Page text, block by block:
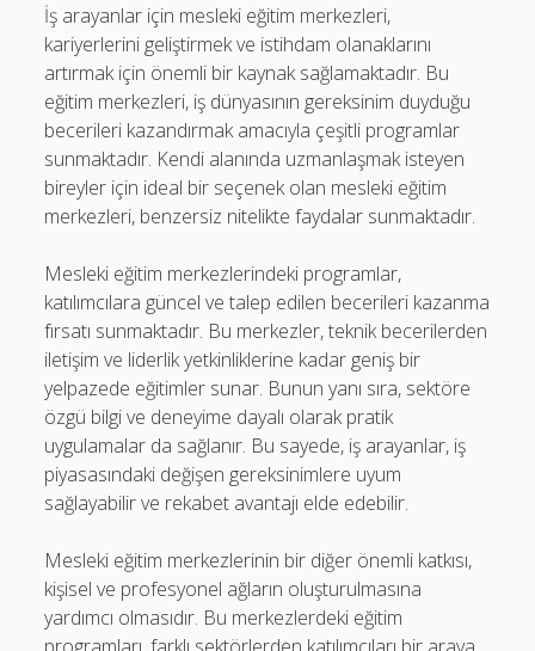
İş arayanlar için mesleki eğitim merkezleri,
kariyerlerini geliştirmek ve istihdam olanaklarını
artırmak için önemli bir kaynak sağlamaktadır. Bu
eğitim merkezleri, iş dünyasının gereksinim duyduğu
becerileri kazandırmak amacıyla çeşitli programlar
sunmaktadır. Kendi alanında uzmanlaşmak isteyen
bireyler için ideal bir seçenek olan mesleki eğitim
merkezleri, benzersiz nitelikte faydalar sunmaktadır.
Mesleki eğitim merkezlerindeki programlar,
katılımcılara güncel ve talep edilen becerileri kazanma
fırsatı sunmaktadır. Bu merkezler, teknik becerilerden
iletişim ve liderlik yetkinliklerine kadar geniş bir
yelpazede eğitimler sunar. Bunun yanı sıra, sektöre
özgü bilgi ve deneyime dayalı olarak pratik
uygulamalar da sağlanır. Bu sayede, iş arayanlar, iş
piyasasındaki değişen gereksinimlere uyum
sağlayabilir ve rekabet avantajı elde edebilir.
Mesleki eğitim merkezlerinin bir diğer önemli katkısı,
kişisel ve profesyonel ağların oluşturulmasına
yardımcı olmasıdır. Bu merkezlerdeki eğitim
programları, farklı sektörlerden katılımcıları bir araya